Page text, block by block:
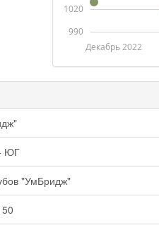
Декабрь 2022
990
1020
ЮГ
"УмБридж"